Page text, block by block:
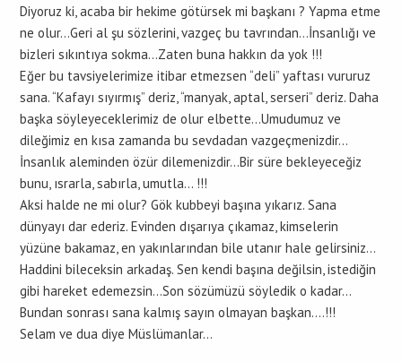
Diyoruz ki, acaba bir hekime götürsek mi başkanı ? Yapma etme
ne olur…Geri al şu sözlerini, vazgeç bu tavrından…İnsanlığı ve
bizleri sıkıntıya sokma…Zaten buna hakkın da yok !!!
Eğer bu tavsiyelerimize itibar etmezsen “deli” yaftası vururuz
sana. “Kafayı sıyırmış” deriz, “manyak, aptal, serseri” deriz. Daha
başka söyleyeceklerimiz de olur elbette…Umudumuz ve
dileğimiz en kısa zamanda bu sevdadan vazgeçmenizdir…
İnsanlık aleminden özür dilemenizdir…Bir süre bekleyeceğiz
bunu, ısrarla, sabırla, umutla… !!!
Aksi halde ne mi olur? Gök kubbeyi başına yıkarız. Sana
dünyayı dar ederiz. Evinden dışarıya çıkamaz, kimselerin
yüzüne bakamaz, en yakınlarından bile utanır hale gelirsiniz…
Haddini bileceksin arkadaş. Sen kendi başına değilsin, istediğin
gibi hareket edemezsin…Son sözümüzü söyledik o kadar…
Bundan sonrası sana kalmış sayın olmayan başkan….!!!
Selam ve dua diye Müslümanlar…